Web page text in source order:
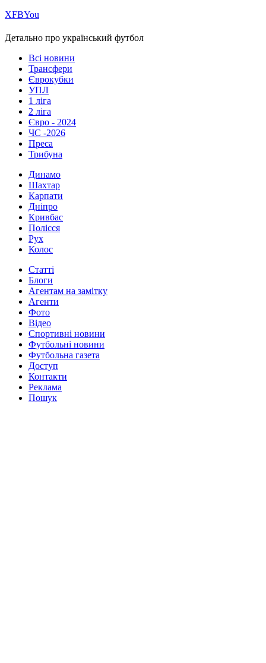
ХFBYou
Детально про український футбол
Всі новини
Трансфери
Єврокубки
УПЛ
1 ліга
2 ліга
Євро - 2024
ЧС -2026
Преса
Трибуна
Динамо
Шахтар
Карпати
Дніпро
Кривбас
Полісся
Рух
Колос
Статті
Блоги
Агентам на замітку
Агенти
Фото
Відео
Спортивні новини
Футбольні новини
Футбольна газета
Доступ
Контакти
Реклама
Пошук